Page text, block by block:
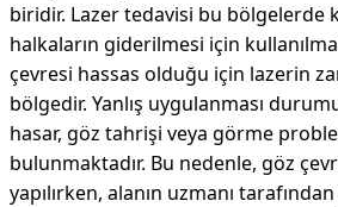
biridir. Lazer tedavisi bu bölgelerde
halkaların giderilmesi için
çevresi hassas olduğu için lazerin
bölgedir. Yanlış uygulanması
hasar, göz tahrişi veya görme
bulunmaktadır. Bu nedenle, göz
yapılırken, alanın uzmanı